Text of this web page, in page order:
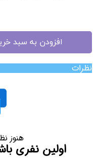
افزودن به سبد
نظرات
هنوز
اولین نفری